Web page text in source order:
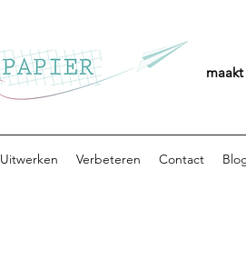
Uitwerken Verbeteren Contact